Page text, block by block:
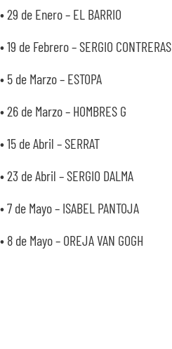
• 29 de Enero – EL BARRIO
• 19 de Febrero – SERGIO CONTRERAS
• 5 de Marzo – ESTOPA
• 26 de Marzo – HOMBRES G
• 15 de Abril – SERRAT
• 23 de Abril – SERGIO DALMA
• 7 de Mayo – ISABEL PANTOJA
• 8 de Mayo – OREJA VAN GOGH